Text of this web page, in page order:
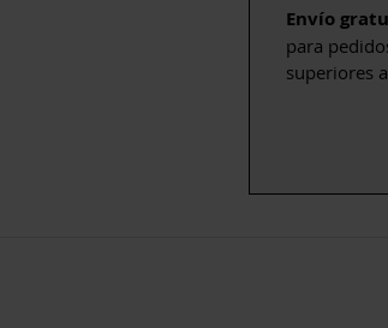
Envío
para
superiores